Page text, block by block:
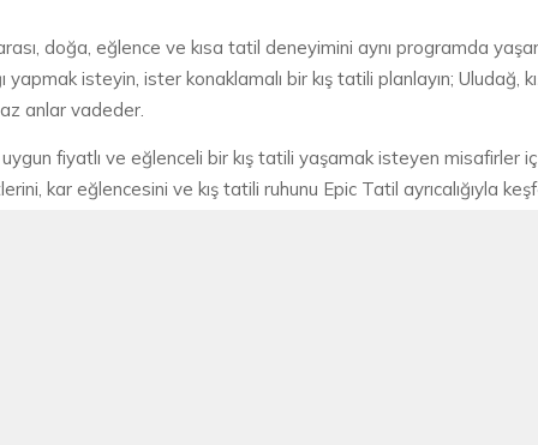
doğa, eğlence ve kısa tatil deneyimini aynı programda
isteyin, ister konaklamalı bir kış tatili planlayın; Uludağ,
anlar vadeder.
fiyatlı ve eğlenceli bir kış tatili yaşamak isteyen misafirler
kar eğlencesini ve kış tatili ruhunu Epic Tatil ayrıcalığıyla